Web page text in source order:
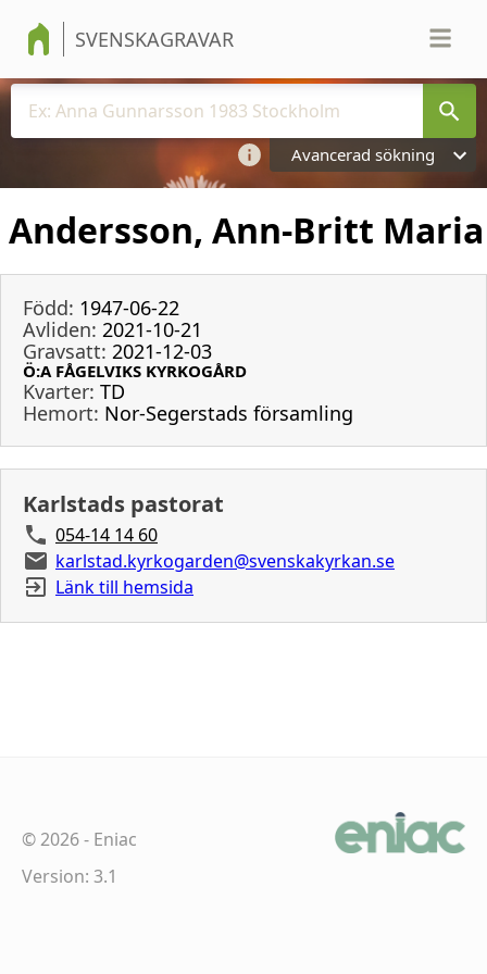
SVENSKAGRAVAR
Avancerad sökning
Andersson, Ann-Britt Maria
Född: 1947-06-22
Avliden: 2021-10-21
Gravsatt: 2021-12-03
Ö:A FÅGELVIKS KYRKOGÅRD
Kvarter: TD
Hemort: Nor-Segerstads församling
Karlstads pastorat
054-14 14 60
karlstad.kyrkogarden@svenskakyrkan.se
Länk till hemsida
©2026- Eniac
Version: 3.1